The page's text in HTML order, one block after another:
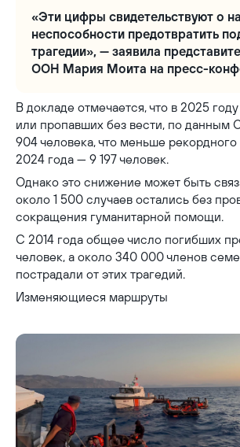
«Эти цифры свидетельствуют о
неспособности предотвратить
трагедии», — заявила
ООН Мария Моита на пресс-
В докладе отмечается, что в 2025
или пропавших без вести, по данным
904 человека, что меньше рекордного
2024 года — 9 197 человек.
Однако это снижение может быть
около 1 500 случаев остались без
сокращения гуманитарной помощи.
С 2014 года общее число погибших
человек, а около 340 000 членов
пострадали от этих трагедий.
Изменяющиеся маршруты